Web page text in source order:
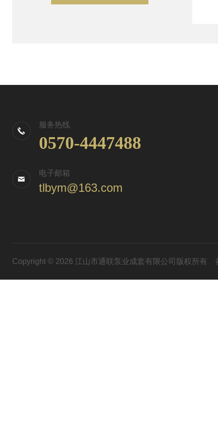
服务热线
0570-4447488
电子邮箱
tlbym@163.com
Copyright © 2026 江山市通联泵业成套有限公司版权所有